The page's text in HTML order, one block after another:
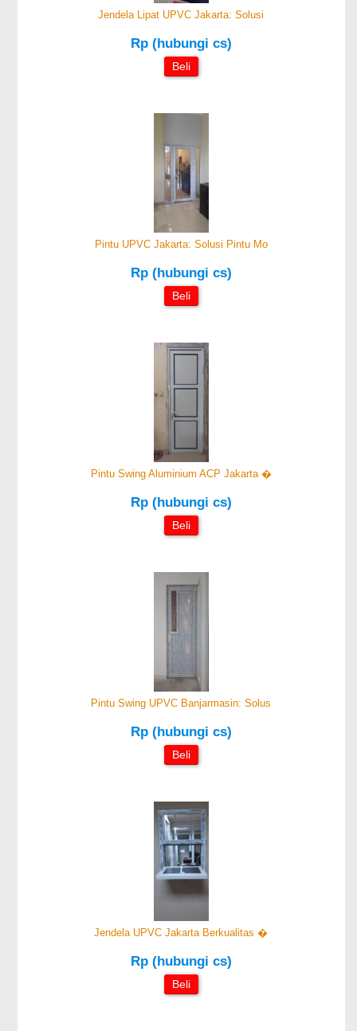
Jendela Lipat UPVC Jakarta: Solusi
Rp (hubungi cs)
Beli
Pintu UPVC Jakarta: Solusi Pintu Mo
Rp (hubungi cs)
Beli
Pintu Swing Aluminium ACP Jakarta �
Rp (hubungi cs)
Beli
Pintu Swing UPVC Banjarmasin: Solus
Rp (hubungi cs)
Beli
Jendela UPVC Jakarta Berkualitas �
Rp (hubungi cs)
Beli